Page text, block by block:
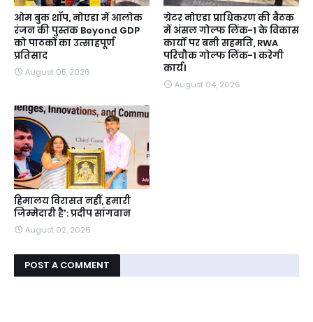
ओम बुक शॉप, नोएडा में आलोक
रंजन की पुस्तक Beyond GDP
को पाठकों का उत्साहपूर्ण
प्रतिसाद
August 05, 2026
ग्रेटर नोएडा प्राधिकरण की बैठक
में अंसल गोल्फ लिंक-1 के विकास
कार्यों पर बनी सहमति, RWA
परिचौक गोल्फ लिंक-1 करेगी
कार्य।
August 04, 2026
हिमालय विरासत नहीं, हमारी
जिम्मेदारी है': प्रदीप सांगवान
August 02, 2026
POST A COMMENT